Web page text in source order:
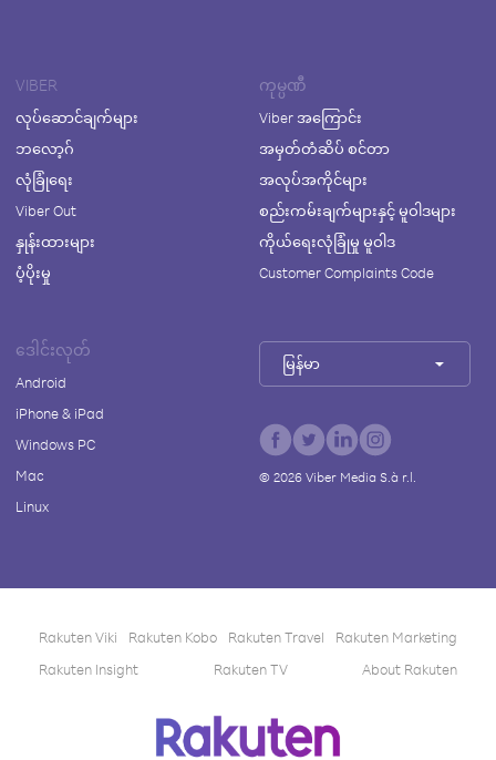
VIBER
လုပ်ဆောင်ချက်များ
ဘလော့ဂ်
လုံခြုံရေး
Viber Out
နှုန်းထားများ
ပံ့ပိုးမှု
ကုမ္ပဏီ
Viber အကြောင်း
အမှတ်တံဆိပ် စင်တာ
အလုပ်အကိုင်များ
စည်းကမ်းချက်များနှင့် မူဝါဒများ
ကိုယ်ရေးလုံခြုံမှု မူဝါဒ
Customer Complaints Code
ဒေါင်းလုတ်
Android
iPhone & iPad
Windows PC
Mac
Linux
မြန်မာ
© 2026Viber Media S.à r.l.
Rakuten Viki Rakuten Kobo Rakuten Travel
Rakuten Marketing
Rakuten Insight
Rakuten TV About Rakuten